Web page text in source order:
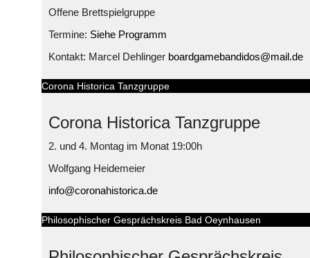
Offene Brettspielgruppe
Termine: Siehe Programm
Kontakt: Marcel Dehlinger boardgamebandidos@mail.de
Corona Historica Tanzgruppe
Corona Historica Tanzgruppe
2. und 4. Montag im Monat 19:00h
Wolfgang Heidemeier
info@coronahistorica.de
Philosophischer Gesprächskreis Bad Oeynhausen